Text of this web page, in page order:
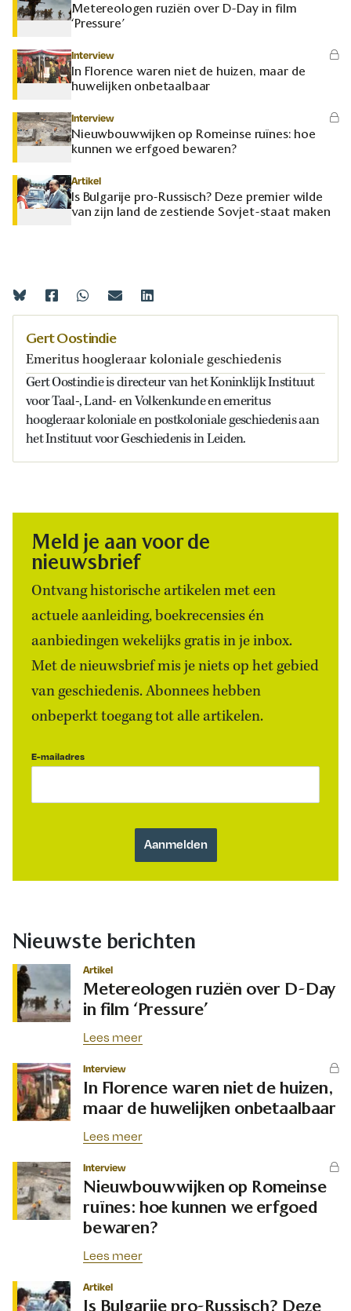
Metereologen ruziën over D-Day in film
‘Pressure’
Interview
In Florence waren niet de huizen, maar de
huwelijken onbetaalbaar
Interview
Nieuwbouwwijken op Romeinse ruïnes: hoe
kunnen we erfgoed bewaren?
Artikel
Is Bulgarije pro-Russisch? Deze premier wilde
van zijn land de zestiende Sovjet-staat maken
Gert Oostindie
Emeritus hoogleraar koloniale geschiedenis
Gert Oostindie is directeur van het Koninklijk Instituut
voor Taal-, Land- en Volkenkunde en emeritus
hoogleraar koloniale en postkoloniale geschiedenis aan
het Instituut voor Geschiedenis in Leiden.
Meld je aan voor de
nieuwsbrief
Ontvang historische artikelen met een
actuele aanleiding, boekrecensies én
aanbiedingen wekelijks gratis in je inbox.
Met de nieuwsbrief mis je niets op het gebied
van geschiedenis. Abonnees hebben
onbeperkt toegang tot alle artikelen.
E-mailadres
Nieuwste berichten
Artikel
Metereologen ruziën over D-Day
in film ‘Pressure’
Lees meer
Interview
In Florence waren niet de huizen,
maar de huwelijken onbetaalbaar
Lees meer
Interview
Nieuwbouwwijken op Romeinse
ruïnes: hoe kunnen we erfgoed
bewaren?
Lees meer
Artikel
Is Bulgarije pro-Russisch? Deze